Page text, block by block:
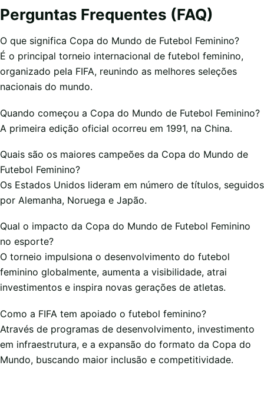
Perguntas Frequentes (FAQ)
O que significa Copa do Mundo de Futebol Feminino?
É o principal torneio internacional de futebol feminino,
organizado pela FIFA, reunindo as melhores seleções
nacionais do mundo.
Quando começou a Copa do Mundo de Futebol Feminino?
A primeira edição oficial ocorreu em 1991, na China.
Quais são os maiores campeões da Copa do Mundo de
Futebol Feminino?
Os Estados Unidos lideram em número de títulos, seguidos
por Alemanha, Noruega e Japão.
Qual o impacto da Copa do Mundo de Futebol Feminino
no esporte?
O torneio impulsiona o desenvolvimento do futebol
feminino globalmente, aumenta a visibilidade, atrai
investimentos e inspira novas gerações de atletas.
Como a FIFA tem apoiado o futebol feminino?
Através de programas de desenvolvimento, investimento
em infraestrutura, e a expansão do formato da Copa do
Mundo, buscando maior inclusão e competitividade.